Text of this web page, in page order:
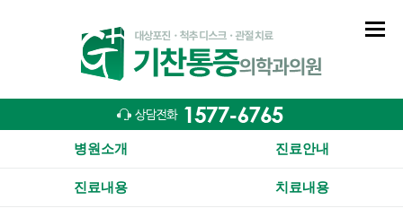
병원소개 진료안내
진료내용 치료내용